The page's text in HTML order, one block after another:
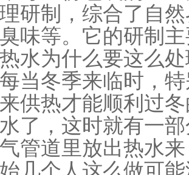
研制，综合了自
味等。它的研制
水为什么要这么
当冬季来临时，
供热才能顺利过
了，这时就有一
管道里放出热水
几个人这么做可